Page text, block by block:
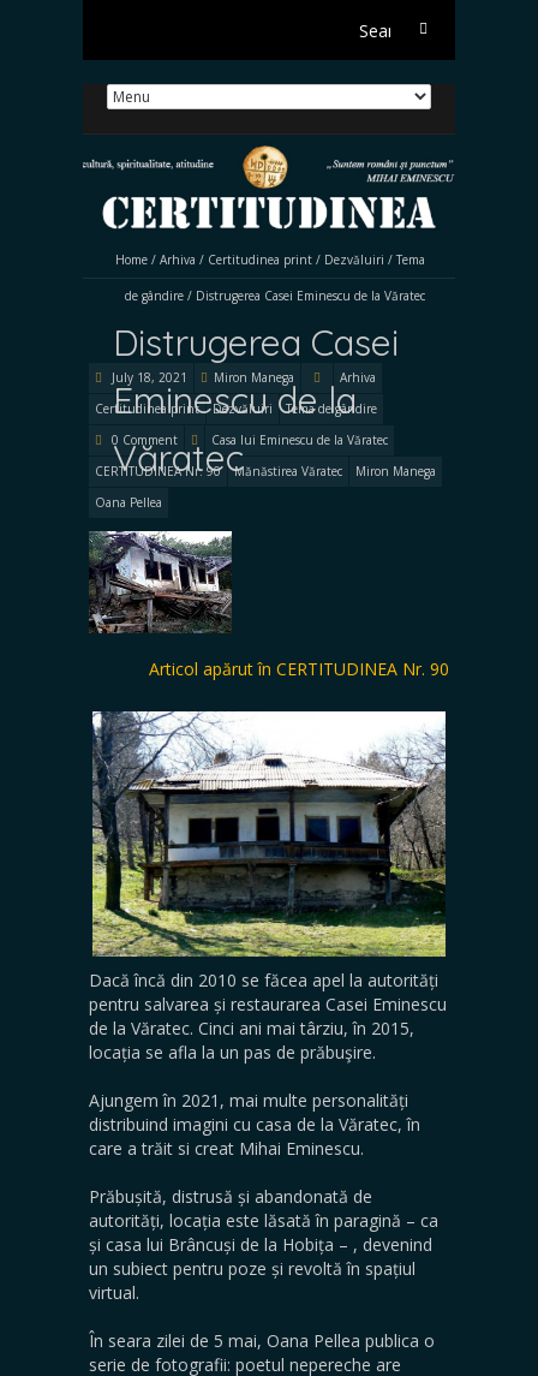
Search
Home / Arhiva / Certitudinea print / Dezvăluiri / Tema
de gândire / Distrugerea Casei Eminescu de la Văratec
Distrugerea Casei
Eminescu de la
Văratec
July 18, 2021 Miron Manega
Arhiva
Certitudinea print
Dezvăluiri
Tema de gândire
0 Comment
Casa lui Eminescu de la Văratec
CERTITUDINEA Nr. 90
Mănăstirea Văratec
Miron Manega
Oana Pellea
Articol apărut în CERTITUDINEA Nr. 90
Dacă încă din 2010 se făcea apel la autorități
pentru salvarea și restaurarea Casei Eminescu
de la Văratec. Cinci ani mai târziu, în 2015,
locația se afla la un pas de prăbuşire.
Ajungem în 2021, mai multe personalități
distribuind imagini cu casa de la Văratec, în
care a trăit si creat Mihai Eminescu.
Prăbușită, distrusă și abandonată de
autorități, locația este lăsată în paragină – ca
și casa lui Brâncuși de la Hobița – , devenind
un subiect pentru poze și revoltă în spațiul
virtual.
În seara zilei de 5 mai, Oana Pellea publica o
serie de fotografii: poetul nepereche are